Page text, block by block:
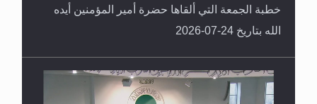
خطبة الجمعة التي ألقاها حضرة أمير المؤمنين أيده
الله بتاريخ 24-07-2026